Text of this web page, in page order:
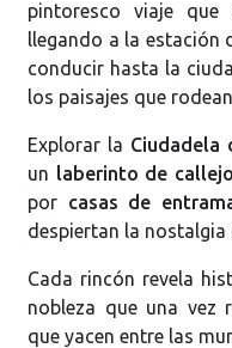
pintoresco viaje que
llegando a la estación
conducir hasta la
los paisajes que
Explorar la Ciudadela
un laberinto de
por casas de
despiertan la nostalgia
Cada rincón revela
nobleza que una vez
que yacen entre las